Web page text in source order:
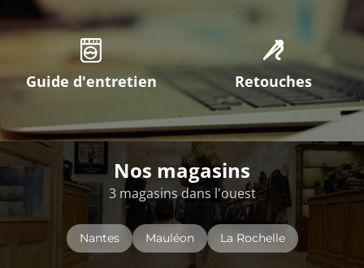
Guide d'entretien Retouches
Nos magasins
3 magasins dans l'ouest
Nantes Mauléon La Rochelle